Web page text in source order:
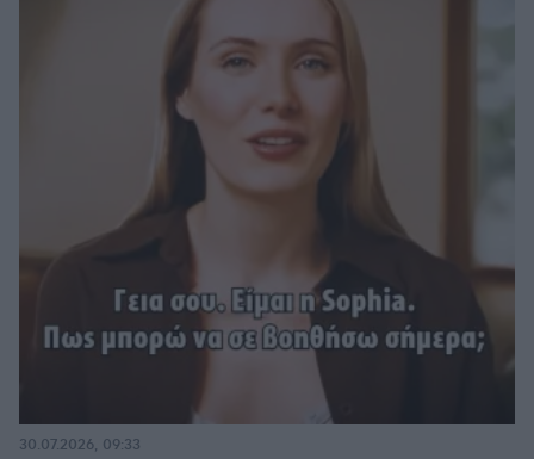
30.07.2026, 09:33